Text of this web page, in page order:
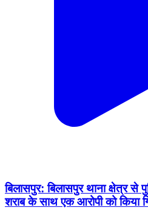
बिलासपुर: बिलासपुर थाना क्षेत्र
शराब के साथ एक आरोपी को किया